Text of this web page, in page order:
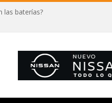
las baterías?